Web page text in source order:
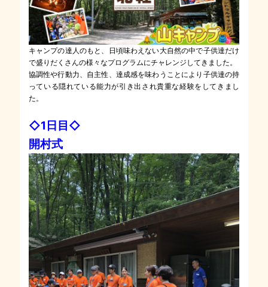
キャンプの達人のもと、日頃味わえない大自然の中で子供達だけ
で盛りだくさんの様々なプログラムにチャレンジしてきました。
協調性や行動力、自主性、達成感を味わうことにより子供達の持
っている隠れている能力が引き出され貴重な経験をしてきまし
た。
◇1日目◇
開村式